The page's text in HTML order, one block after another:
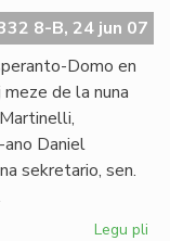
8-B, 24 jun 07
Domo en
de la nuna
Daniel
sekretario, sen.
Legu pli